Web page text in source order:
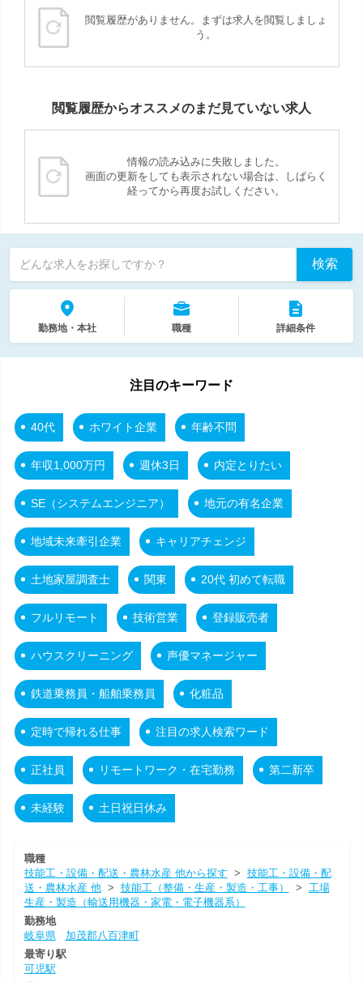
閲覧履歴がありません。まずは求人を閲覧しましょ
う。
閲覧履歴からオススメのまだ見ていない求人
情報の読み込みに失敗しました。
画面の更新をしても表示されない場合は、しばらく
経ってから再度お試しください。
どんな求人をお探しですか？ 検索
勤務地・本社 職種 詳細条件
注目のキーワード
40代 ホワイト企業 年齢不問
年収1,000万円 週休3日 内定とりたい
SE（システムエンジニア） 地元の有名企業
地域未来牽引企業 キャリアチェンジ
土地家屋調査士 関東 20代 初めて転職
フルリモート 技術営業 登録販売者
ハウスクリーニング 声優マネージャー
鉄道乗務員・船舶乗務員 化粧品
定時で帰れる仕事 注目の求人検索ワード
正社員 リモートワーク・在宅勤務 第二新卒
未経験 土日祝日休み
職種
技能工・設備・配送・農林水産 他から探す > 技能工・設備・配
送・農林水産 他> 技能工（整備・生産・製造・工事） > 工場
生産・製造（輸送用機器・家電・電子機器系）
勤務地
岐阜県
加茂郡八百津町
最寄り駅
可児駅